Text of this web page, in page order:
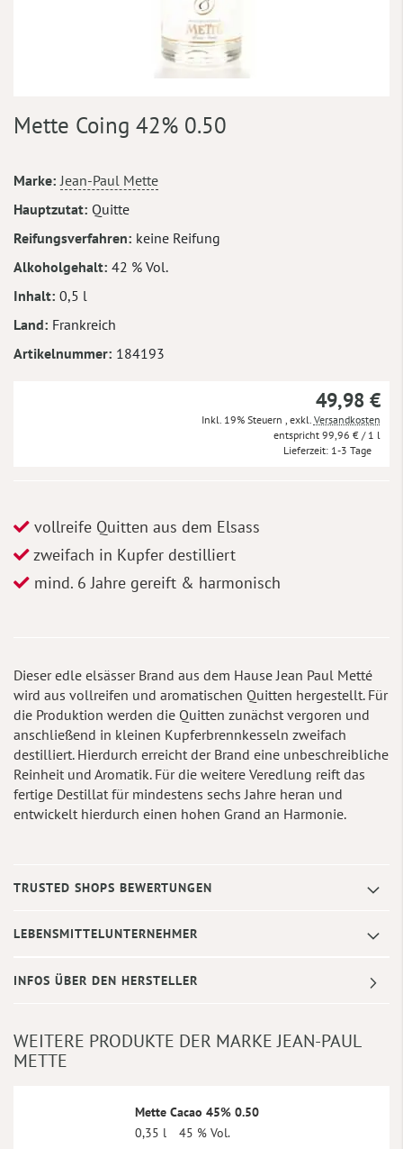
Anfang
springen
Mette Coing 42% 0.50
Mehr
Informationen
Marke Jean-Paul Mette
Hauptzutat Quitte
Reifungsverfahren keine Reifung
Alkoholgehalt 42 % Vol.
Inhalt 0,5 l
Land Frankreich
Artikelnummer 184193
49,98 €
Inkl. 19% Steuern exkl. Versandkosten
99,96 € / 1 l
Lieferzeit 1-3 Tage
vollreife Quitten aus dem Elsass
zweifach in Kupfer destilliert
mind. 6 Jahre gereift & harmonisch
Dieser edle elsässer Brand aus dem Hause Jean Paul Metté
wird aus vollreifen und aromatischen Quitten hergestellt. Für
die Produktion werden die Quitten zunächst vergoren und
anschließend in kleinen Kupferbrennkesseln zweifach
destilliert. Hierdurch erreicht der Brand eine unbeschreibliche
Reinheit und Aromatik. Für die weitere Veredlung reift das
fertige Destillat für mindestens sechs Jahre heran und
entwickelt hierdurch einen hohen Grand an Harmonie.
TRUSTED SHOPS BEWERTUNGEN
LEBENSMITTELUNTERNEHMER
INFOS ÜBER DEN HERSTELLER
WEITERE PRODUKTE DER MARKE JEAN-PAUL
METTE
Mette Cacao 45% 0.50
0,35 l
45 % Vol.